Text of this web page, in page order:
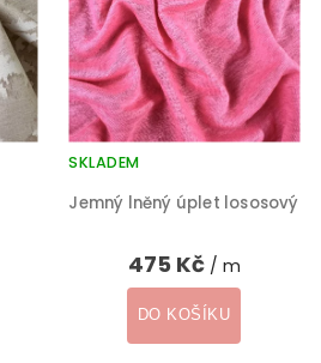
Jemný lněný úplet lososový
SKLADEM
475 Kč / m
DO KOŠÍKU